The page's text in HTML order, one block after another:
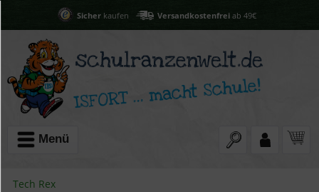
Sicherkaufen Versandkostenfreiab 49€
Menü
Tech Rex